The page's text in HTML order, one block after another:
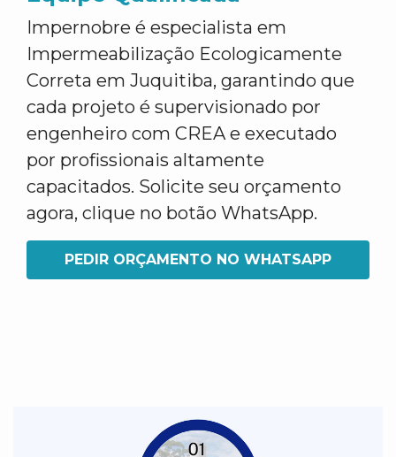
Impernobre é especialista em
Impermeabilização Ecologicamente
Correta em Juquitiba, garantindo que
cada projeto é supervisionado por
engenheiro com CREA e executado
por profissionais altamente
capacitados. Solicite seu orçamento
agora, clique no botão WhatsApp.
PEDIR ORÇAMENTO NO WHATSAPP